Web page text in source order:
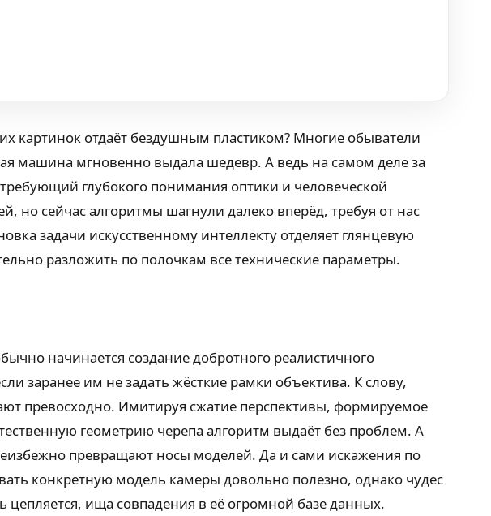
картинок отдаёт бездушным пластиком? Многие обыватели
машина мгновенно выдала шедевр. А ведь на самом деле за
глубокого понимания оптики и человеческой
но сейчас алгоритмы шагнули далеко вперёд, требуя от нас
задачи искусственному интеллекту отделяет глянцевую
разложить по полочкам все технические параметры.
начинается создание добротного реалистичного
заранее им не задать жёсткие рамки объектива. К слову,
превосходно. Имитируя сжатие перспективы, формируемое
геометрию черепа алгоритм выдаёт без проблем. А
превращают носы моделей. Да и сами искажения по
конкретную модель камеры довольно полезно, однако чудес
цепляется, ища совпадения в её огромной базе данных.